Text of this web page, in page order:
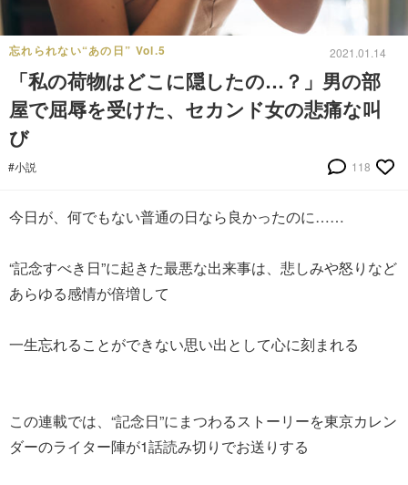
忘れられない“あの日” Vol.5 2021.01.14
「私の荷物はどこに隠したの…？」男の部
屋で屈辱を受けた、セカンド女の悲痛な叫
び
#小説 118
今日が、何でもない普通の日なら良かったのに……
“記念すべき日”に起きた最悪な出来事は、悲しみや怒りなど
あらゆる感情が倍増して
一生忘れることができない思い出として心に刻まれる
この連載では、“記念日”にまつわるストーリーを東京カレン
ダーのライター陣が1話読み切りでお送りする